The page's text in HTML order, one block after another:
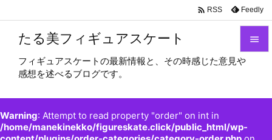
たる美フィギュアスケート
フィギュアスケートの最新情報と、その時感じた意見や
感想を述べるブログです。
Warning: Attempt to read property "order" on int in
/home/manekinekko/figureskate.click/public_html/wp-


 RSS Feedly